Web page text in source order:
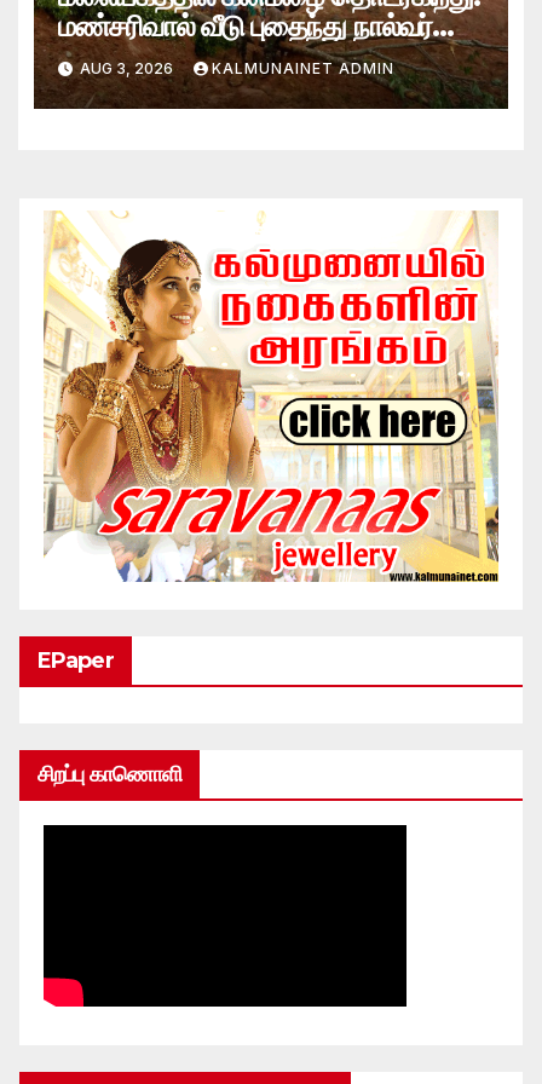
மண்சரிவால் வீடு புதைந்து நால்வர்
மாயம்
AUG 3, 2026 KALMUNAINET ADMIN
EPaper
சிறப்பு காணொளி